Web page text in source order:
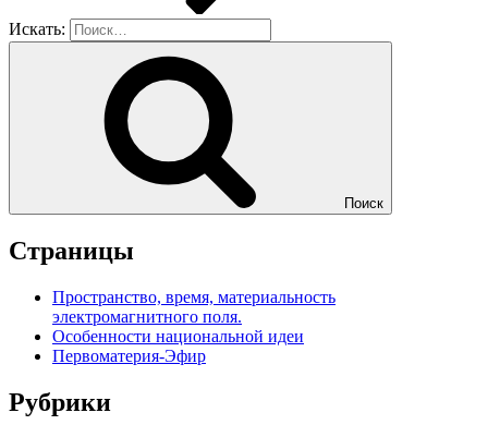
Искать:
Поиск
Страницы
Пространство, время, материальность
электромагнитного поля.
Особенности национальной идеи
Первоматерия-Эфир
Рубрики